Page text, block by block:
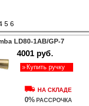
5 6
LD80-1AB/GP-7
4001 руб.
Купить ручку
НА СКЛАДЕ
0% РАССРОЧКА